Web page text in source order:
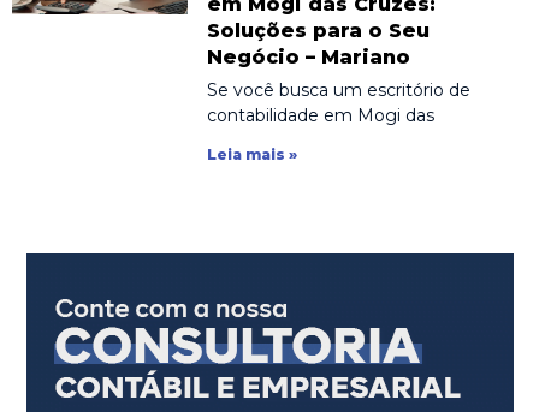
em Mogi das Cruzes:
Soluções para o Seu
Negócio – Mariano
Se você busca um escritório de
contabilidade em Mogi das
Leia mais »